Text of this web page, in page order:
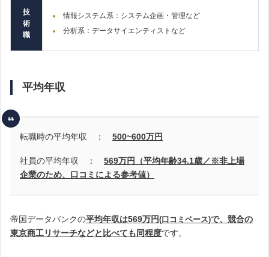
技
術
職
情報システム系：システム企画・管理など
分析系：データサイエンティストなど
平均年収
転職時の平均年収 ： 500~600万円
社員の平均年収 ： 569万円（平均年齢34.1歳／※非上場
企業のため、口コミによる参考値）
帝国データバンクの平均年収は569万円(口コミベース)で、競合の
東京商工リサーチなどと比べても同程度です。